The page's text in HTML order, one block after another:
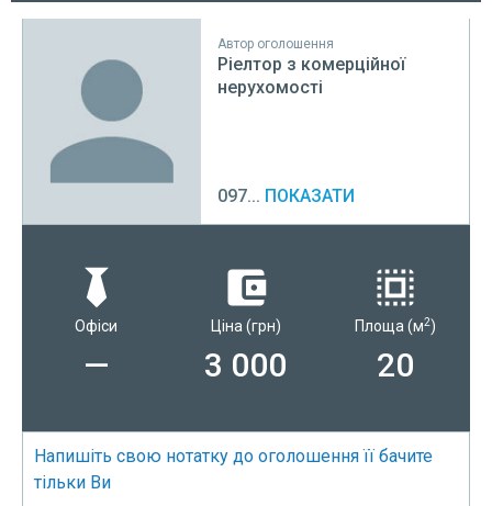
Автор оголошення
Ріелтор з комерційної
нерухомості
097... ПОКАЗАТИ
Офіси
—
Ціна (грн)
3 000
Площа (м2)
20
Напишіть свою нотатку до оголошення її бачите
тільки Ви